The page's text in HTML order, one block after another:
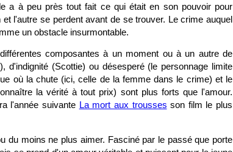
a à peu près tout fait ce qui était en son pouvoir pour
l'autre se perdent avant de se trouver. Le crime auquel
un obstacle insurmontable.
composantes à un moment ou à un autre de
d'indignité (Scottie) ou désesperé (le personnage limite
où la chute (ici, celle de la femme dans le crime) et le
la vérité à tout prix) sont plus forts que l'amour.
l'année suivante La mort aux trousses son film le plus
du moins ne plus aimer. Fasciné par le passé que porte